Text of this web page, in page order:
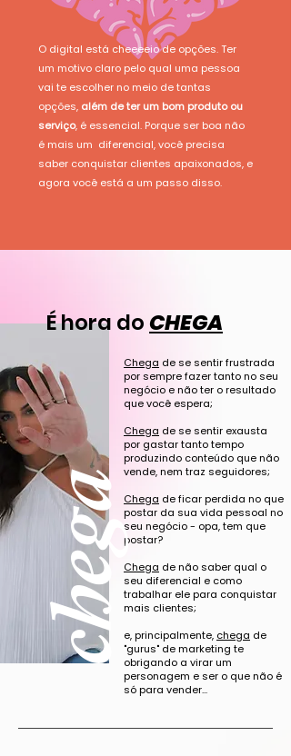
O digital está cheeeeio de opções. Ter
um motivo claro pelo qual uma pessoa
vai te escolher no meio de tantas
opções, além de ter um bom produto ou
serviço, é essencial. Porque ser boa não
é mais um diferencial, você precisa
saber conquistar clientes apaixonados, e
agora você está a um passo disso.
Chega de se sentir frustrada
por sempre fazer tanto no seu
negócio e não ter o resultado
que você espera;
Chega de se sentir exausta
por gastar tanto tempo
produzindo conteúdo que não
vende, nem traz seguidores;
Chega de ficar perdida no que
postar da sua vida pessoal no
seu negócio - opa, tem que
postar?
Chega de não saber qual o
seu diferencial e como
trabalhar ele para conquistar
mais clientes;
e, principalmente, chega de
"gurus" de marketing te
obrigando a virar um
personagem e ser o que não é
só para vender...
chega
É hora doCHEGA